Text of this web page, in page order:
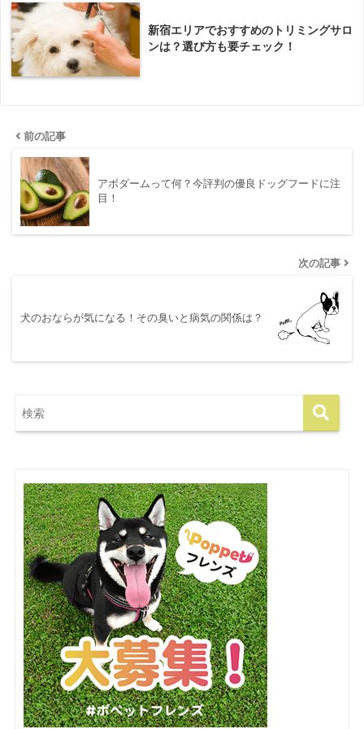
新宿エリアでおすすめのトリミングサロ
ンは？選び方も要チェック！
前の記事
アボダームって何？今評判の優良ドッグフードに注
目！
次の記事
犬のおならが気になる！その臭いと病気の関係は？